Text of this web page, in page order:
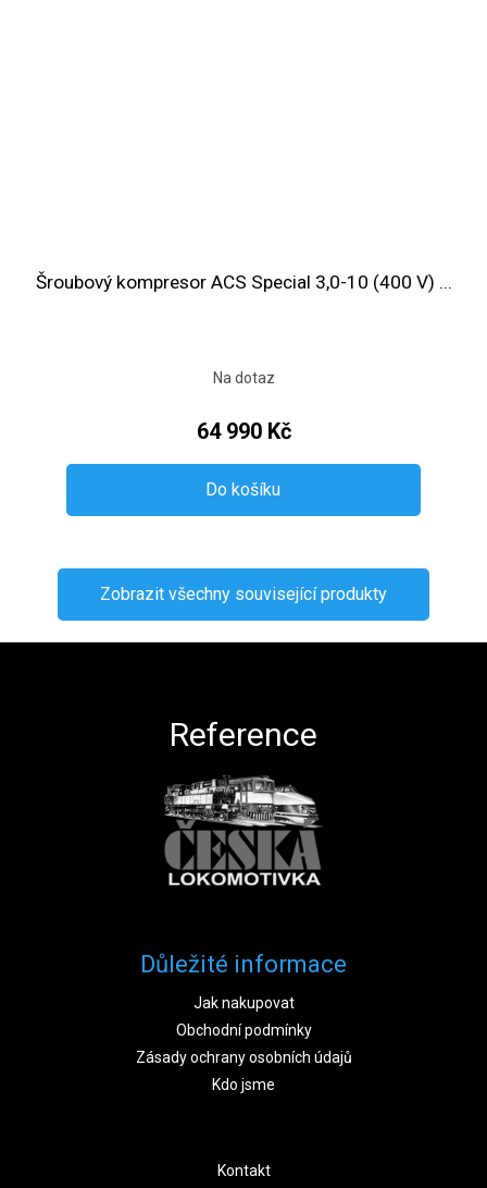
Šroubový kompresor ACS Special 3,0-10 (400 V) ...
Na dotaz
64 990 Kč
Do košíku
Zobrazit všechny související produkty
Reference
Důležité informace
Jak nakupovat
Obchodní podmínky
Zásady ochrany osobních údajů
Kdo jsme
Kontakt